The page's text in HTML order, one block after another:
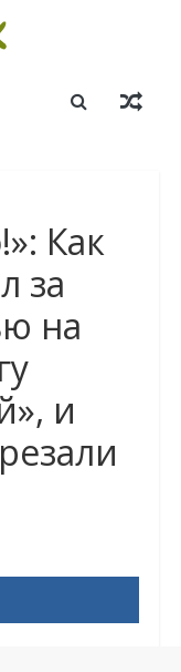
Как
за
на
и